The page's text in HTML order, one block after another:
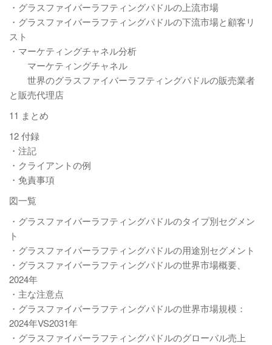
・グラスファイバーラフティングパドルの上流市場
・グラスファイバーラフティングパドルの下流市場と顧客リ
スト
・マーケティングチャネル分析
マーケティングチャネル
世界のグラスファイバーラフティングパドルの販売業者
と販売代理店
11 まとめ
12 付録
・注記
・クライアントの例
・免責事項
図一覧
・グラスファイバーラフティングパドルのタイプ別セグメン
ト
・グラスファイバーラフティングパドルの用途別セグメント
・グラスファイバーラフティングパドルの世界市場概要、
2024年
・主な注意点
・グラスファイバーラフティングパドルの世界市場規模：
2024年VS2031年
・グラスファイバーラフティングパドルのグローバル売上